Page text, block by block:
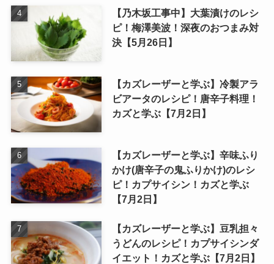
【乃木坂工事中】大葉漬けのレシ
ピ！梅澤美波！深夜のおつまみ対
決【5月26日】
【カズレーザーと学ぶ】冷製アラ
ビアータのレシピ！唐辛子料理！
カズと学ぶ【7月2日】
【カズレーザーと学ぶ】辛味ふり
かけ(唐辛子の鬼ふりかけ)のレシ
ピ！カプサイシン！カズと学ぶ
【7月2日】
【カズレーザーと学ぶ】豆乳担々
うどんのレシピ！カプサイシンダ
イエット！カズと学ぶ【7月2日】